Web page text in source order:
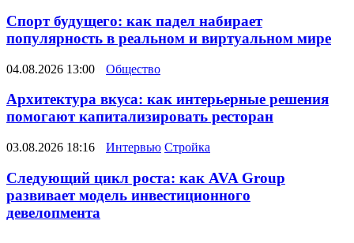
Спорт будущего: как падел набирает
популярность в реальном и виртуальном мире
04.08.2026 13:00 Общество
Архитектура вкуса: как интерьерные решения
помогают капитализировать ресторан
03.08.2026 18:16 Интервью Стройка
Следующий цикл роста: как AVA Group
развивает модель инвестиционного
девелопмента